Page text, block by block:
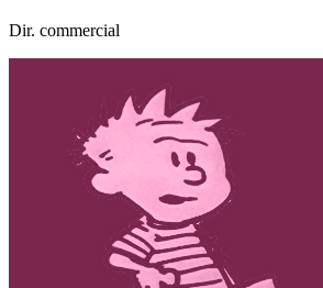
Dir. commercial